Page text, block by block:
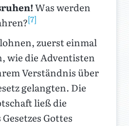
Was werden
[7]
zuerst einmal
wie die Adventisten
Verständnis über
gelangten. Die
ließ die
Gottes